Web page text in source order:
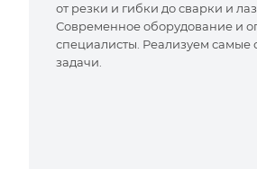
от резки и гибки до сварки и
Современное оборудование и
специалисты. Реализуем самые
задачи.